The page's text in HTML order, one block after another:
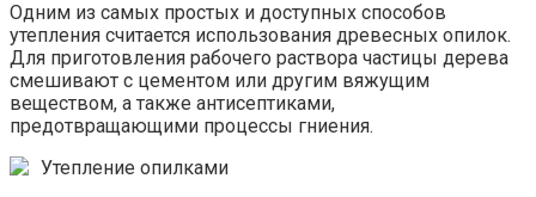
Одним из самых простых и доступных способов
утепления считается использования древесных опилок.
Для приготовления рабочего раствора частицы дерева
смешивают с цементом или другим вяжущим
веществом, а также антисептиками,
предотвращающими процессы гниения.
Утепление опилками